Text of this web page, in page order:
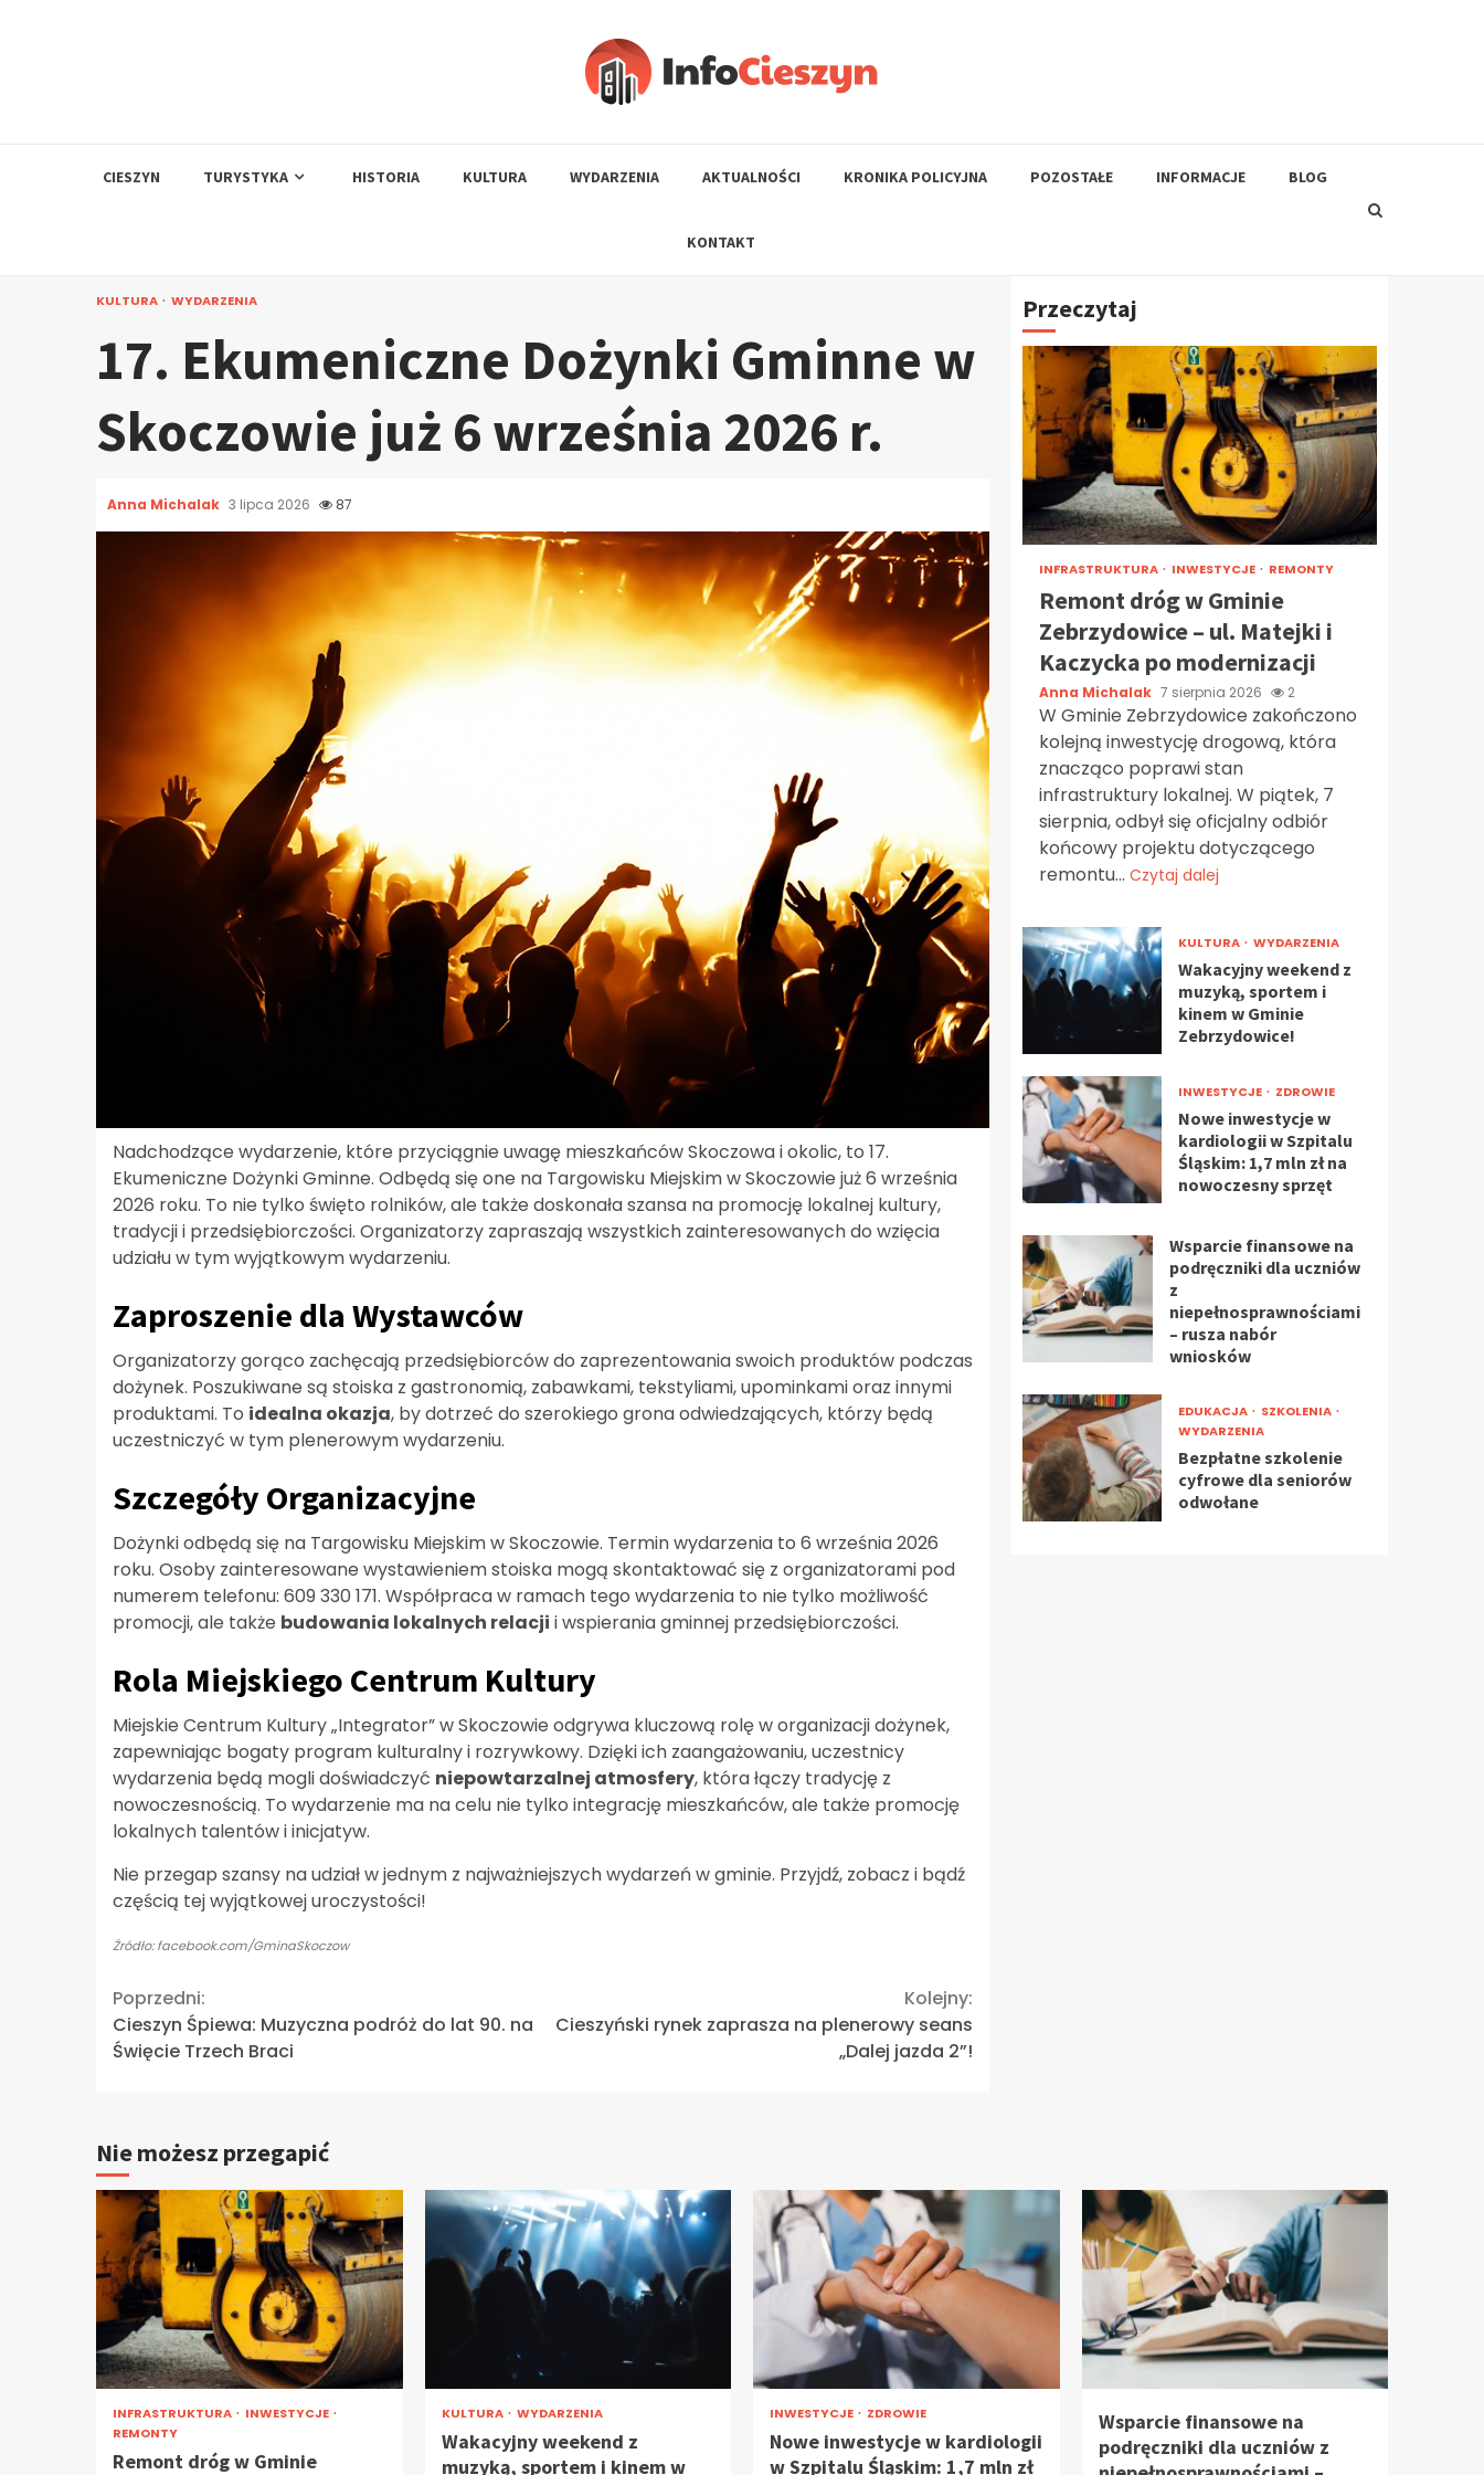
CIESZYN TURYSTYKA HISTORIA KULTURA WYDARZENIA AKTUALNOŚCI KRONIKA POLICYJNA POZOSTAŁE INFORMACJE BLOG
KONTAKT
KULTURA WYDARZENIA
17. Ekumeniczne Dożynki Gminne w
Skoczowie już 6 września 2026 r.
Anna Michalak 3 lipca 2026 87
Nadchodzące wydarzenie, które przyciągnie uwagę mieszkańców Skoczowa i okolic, to 17.
Ekumeniczne Dożynki Gminne. Odbędą się one na Targowisku Miejskim w Skoczowie już 6 września
2026 roku. To nie tylko święto rolników, ale także doskonała szansa na promocję lokalnej kultury,
tradycji i przedsiębiorczości. Organizatorzy zapraszają wszystkich zainteresowanych do wzięcia
udziału w tym wyjątkowym wydarzeniu.
Zaproszenie dla Wystawców
Organizatorzy gorąco zachęcają przedsiębiorców do zaprezentowania swoich produktów podczas
dożynek. Poszukiwane są stoiska z gastronomią, zabawkami, tekstyliami, upominkami oraz innymi
produktami. To idealna okazja, by dotrzeć do szerokiego grona odwiedzających, którzy będą
uczestniczyć w tym plenerowym wydarzeniu.
Szczegóły Organizacyjne
Dożynki odbędą się na Targowisku Miejskim w Skoczowie. Termin wydarzenia to 6 września 2026
roku. Osoby zainteresowane wystawieniem stoiska mogą skontaktować się z organizatorami pod
numerem telefonu: 609 330 171. Współpraca w ramach tego wydarzenia to nie tylko możliwość
promocji, ale także budowania lokalnych relacji i wspierania gminnej przedsiębiorczości.
Rola Miejskiego Centrum Kultury
Miejskie Centrum Kultury „Integrator” w Skoczowie odgrywa kluczową rolę w organizacji dożynek,
zapewniając bogaty program kulturalny i rozrywkowy. Dzięki ich zaangażowaniu, uczestnicy
wydarzenia będą mogli doświadczyć niepowtarzalnej atmosfery, która łączy tradycję z
nowoczesnością. To wydarzenie ma na celu nie tylko integrację mieszkańców, ale także promocję
lokalnych talentów i inicjatyw.
Nie przegap szansy na udział w jednym z najważniejszych wydarzeń w gminie. Przyjdź, zobacz i bądź
częścią tej wyjątkowej uroczystości!
Źródło: facebook.com/GminaSkoczow
Continue
Reading
Poprzedni:
Cieszyn Śpiewa: Muzyczna podróż do lat 90. na
Święcie Trzech Braci
Kolejny:
Cieszyński rynek zaprasza na plenerowy seans
„Dalej jazda 2”!
Przeczytaj
INFRASTRUKTURA INWESTYCJE REMONTY
Remont dróg w Gminie
Zebrzydowice – ul. Matejki i
Kaczycka po modernizacji
Anna Michalak 7 sierpnia 2026 2
W Gminie Zebrzydowice zakończono
kolejną inwestycję drogową, która
znacząco poprawi stan
infrastruktury lokalnej. W piątek, 7
sierpnia, odbył się oficjalny odbiór
końcowy projektu dotyczącego
remontu... Czytaj dalej
KULTURA WYDARZENIA
Wakacyjny weekend z
muzyką, sportem i
kinem w Gminie
Zebrzydowice!
INWESTYCJE ZDROWIE
Nowe inwestycje w
kardiologii w Szpitalu
Śląskim: 1,7 mln zł na
nowoczesny sprzęt
Wsparcie finansowe na
podręczniki dla uczniów
z
niepełnosprawnościami
– rusza nabór
wniosków
EDUKACJA
SZKOLENIA
WYDARZENIA
Bezpłatne szkolenie
cyfrowe dla seniorów
odwołane
Nie możesz przegapić
INFRASTRUKTURA
INWESTYCJE
REMONTY
Remont dróg w Gminie
KULTURA WYDARZENIA
Wakacyjny weekend z
muzyką, sportem i kinem w
INWESTYCJE ZDROWIE
Nowe inwestycje w kardiologii
w Szpitalu Śląskim: 1,7 mln zł
Wsparcie finansowe na
podręczniki dla uczniów z